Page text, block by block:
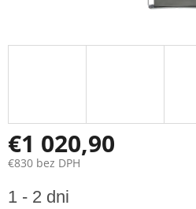
€1 020,90
€830 bez DPH
cena:
1 - 2 dni